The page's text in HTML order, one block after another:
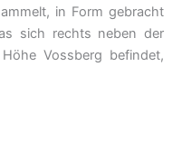
in Form gebracht
sich rechts neben der
Vossberg befindet,